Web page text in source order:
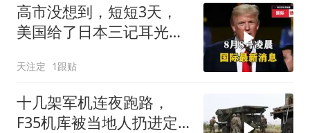
高市没想到，短短3天，
美国给了日本三记耳光，
天注定 1跟贴
十几架军机连夜跑路，
F35机库被当地人扔进定